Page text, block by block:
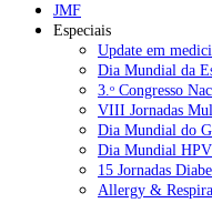
JMF
Especiais
Update em
Dia Mundial da
3.ᵒ Congresso
VIII Jornadas
Dia Mundial do
Dia Mundial
15 Jornadas
Allergy &